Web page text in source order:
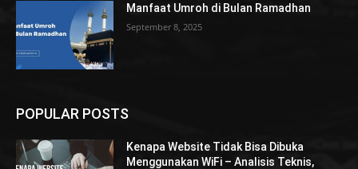
Manfaat Umroh di Bulan Ramadhan
September 8, 2025
POPULAR POSTS
Kenapa Website Tidak Bisa Dibuka
Menggunakan WiFi – Analisis Teknis,